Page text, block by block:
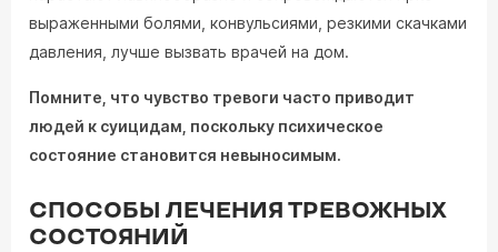
выраженными болями, конвульсиями, резкими скачками
давления, лучше вызвать врачей на дом.
Помните, что чувство тревоги часто приводит
людей к суицидам, поскольку психическое
состояние становится невыносимым.
СПОСОБЫ ЛЕЧЕНИЯ ТРЕВОЖНЫХ
СОСТОЯНИЙ